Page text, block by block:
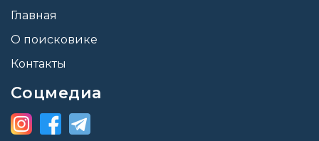
Главная
О поисковике
Контакты
Соцмедиа